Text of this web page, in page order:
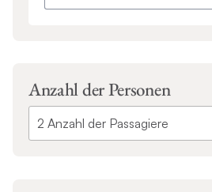
Anzahl der Personen